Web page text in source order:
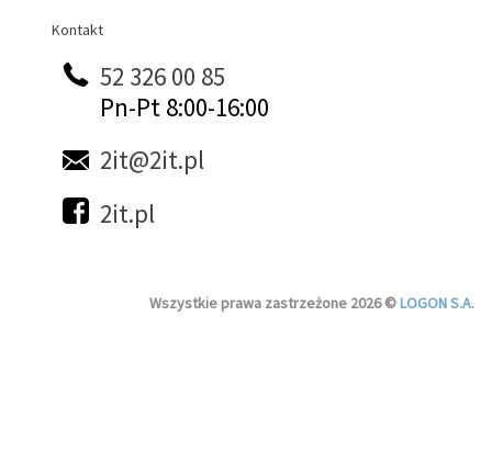
Kontakt
Kontakt
52 326 00 85
Pn-Pt 8:00-16:00
2it@2it.pl
2it.pl
Wszystkie prawa zastrzeżone 2026 ©LOGON S.A.